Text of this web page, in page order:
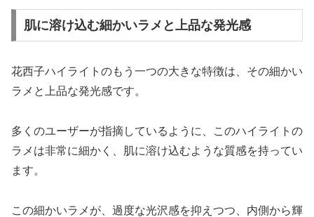
肌に溶け込む細かいラメと上品な発光感
花西子ハイライトのもう一つの大きな特徴は、その細かい
ラメと上品な発光感です。
多くのユーザーが指摘しているように、このハイライトの
ラメは非常に細かく、肌に溶け込むような質感を持ってい
ます。
この細かいラメが、過度な光沢感を抑えつつ、内側から輝